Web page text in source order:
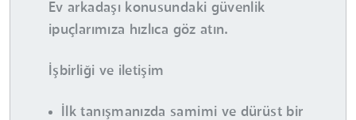
Ev arkadaşı konusundaki güvenlik
ipuçlarımıza hızlıca göz atın.
İşbirliği ve iletişim
İlk tanışmanızda samimi ve dürüst bir